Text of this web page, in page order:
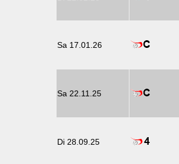
Sa 17.01.26
Sa 22.11.25
Di 28.09.25